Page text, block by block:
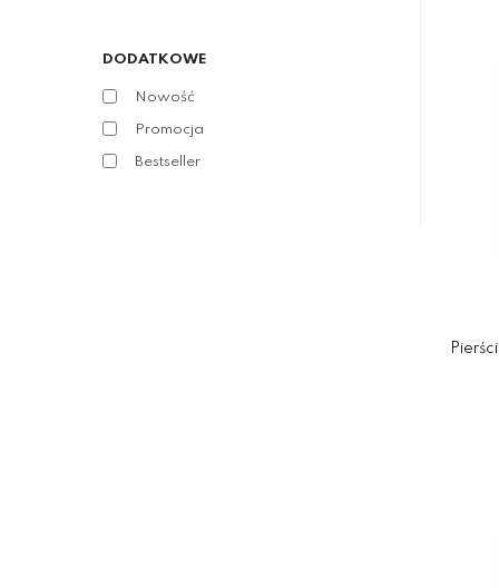
DODATKOWE
Nowość
Promocja
Bestseller